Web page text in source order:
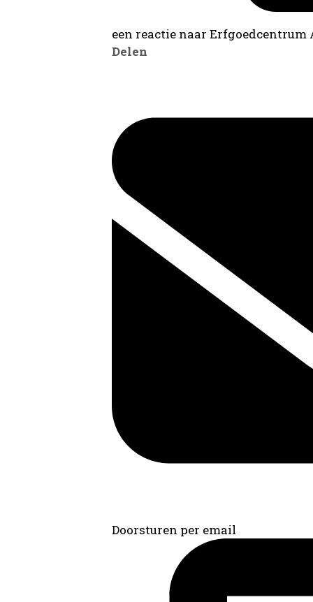
een reactie naar
Delen
Doorsturen per email